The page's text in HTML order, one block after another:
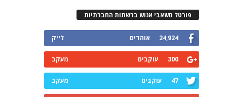
פורטל משאבי אנוש ברשתות החברתיות
24,924 אוהדים לייק
300 עוקבים מעקב
47 עוקבים מעקב